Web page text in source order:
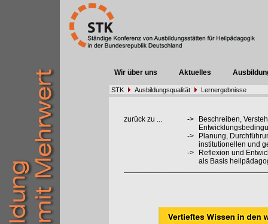
Wir über uns Aktuelles
STK Ausbildungsqualität Lernergebnisse
zurück zu ... ->
Beschreiben,
->
Planung,
institutionellen und
->
Reflexion und
als Basis